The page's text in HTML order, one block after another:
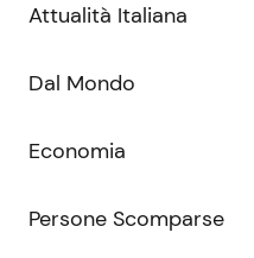
Attualità Italiana
Dal Mondo
Economia
Persone Scomparse